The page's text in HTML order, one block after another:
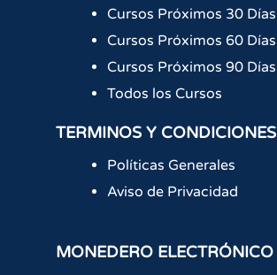
Cursos Próximos 30 Días
Cursos Próximos 60 Días
Cursos Próximos 90 Días
Todos los Cursos
TERMINOS Y CONDICIONES
Políticas Generales
Aviso de Privacidad
MONEDERO ELECTRÓNICO